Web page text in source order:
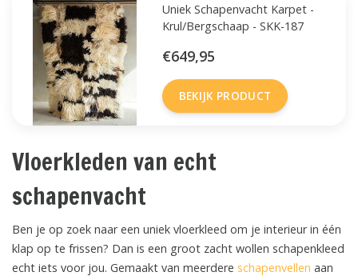
Uniek Schapenvacht Karpet -
Krul/Bergschaap - SKK-187
€649,95
BEKIJK PRODUCT
Vloerkleden van echt
schapenvacht
Ben je op zoek naar een uniek vloerkleed om je interieur in één
klap op te frissen? Dan is een groot zacht wollen schapenkleed
echt iets voor jou. Gemaakt van meerdere schapenvellen aan